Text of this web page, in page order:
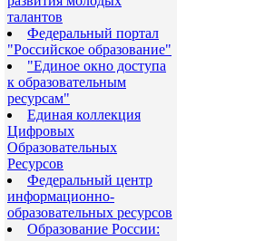
талантов
Федеральный портал
"Российское образование"
"Eдиное окно доступа
к образовательным
ресурсам"
Eдиная коллекция
Цифровых
Образовательных
Ресурсов
Федеральный центр
информационно-
образовательных ресурсов
Образование России: